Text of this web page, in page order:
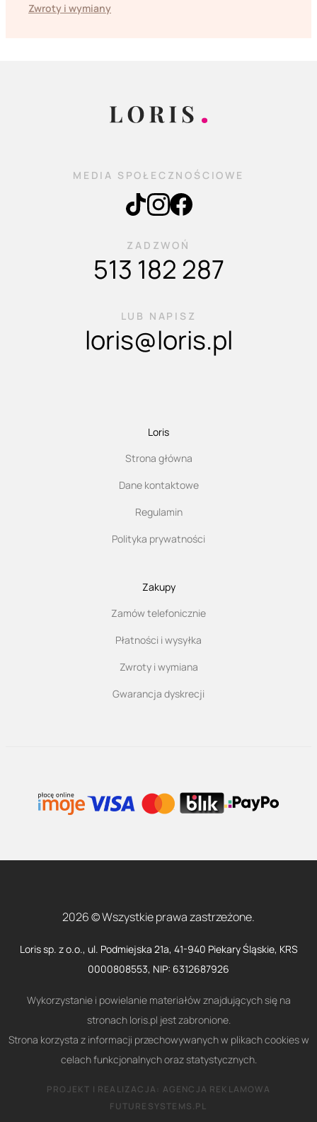
Zwroty i wymiany
MEDIA SPOŁECZNOŚCIOWE
ZADZWOŃ
513 182 287
LUB NAPISZ
loris@loris.pl
Loris
Strona główna
Dane kontaktowe
Regulamin
Polityka prywatności
Zakupy
Zamów telefonicznie
Płatności i wysyłka
Zwroty i wymiana
Gwarancja dyskrecji
2026 © Wszystkie prawa zastrzeżone.
Loris sp. z o.o., ul. Podmiejska 21a, 41-940 Piekary Śląskie, KRS
0000808553, NIP: 6312687926
Wykorzystanie i powielanie materiałów znajdujących się na
stronach loris.pl jest zabronione.
Strona korzysta z informacji przechowywanych w plikach cookies w
celach funkcjonalnych oraz statystycznych.
PROJEKT I REALIZACJA: AGENCJA REKLAMOWA
FUTURESYSTEMS.PL